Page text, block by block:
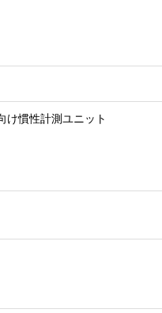
け慣性計測ユニット